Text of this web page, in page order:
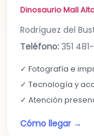
Dinosaurio Mall
Rodríguez del
Teléfono: 351
✓ Fotografía e
✓ Tecnología y
✓ Atención
Cómo llegar →